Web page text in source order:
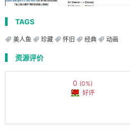
TAGS
美人鱼 珍藏 怀旧 经典 动画
资源评价
0 (0%)
好评